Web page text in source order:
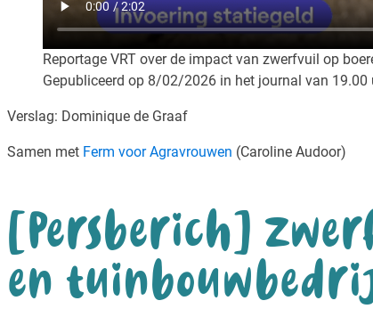
Reportage VRT over de impact van zwerfvuil op
Gepubliceerd op 8/02/2026 in het journal van 19.00
Verslag: Dominique de Graaf
Samen met Ferm voor Agravrouwen (Caroline Audoor)
[Persberich]
en